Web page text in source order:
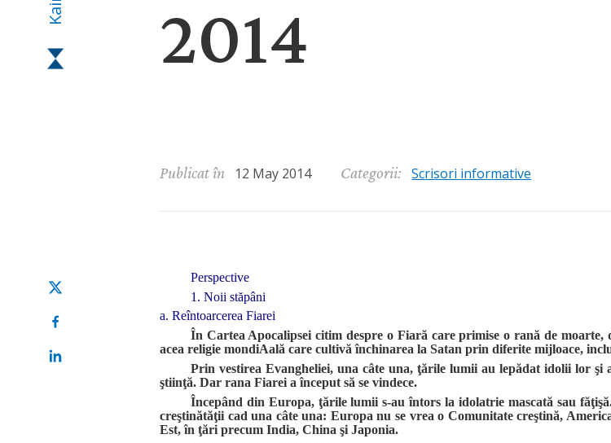
2014
Publicat în 12 May 2014 Categorii: Scrisori informative
Perspective
1. Noii stăpâni
a. Reîntoarcerea Fiarei
În Cartea Apocalipsei citim despre o Fiară care primise o rană de
acea religie mondiAală care cultivă închinarea la Satan prin diferite mijloace,
Prin vestirea Evangheliei, una câte una, ţările lumii au lepădat idolii lor şi
ştiinţă. Dar rana Fiarei a început să se vindece.
Începând din Europa, ţările lumii s-au întors la idolatrie mascată sau
creştinătăţii cad una câte una: Europa nu se vrea o Comunitate creştină,
Est, în ţări precum India, China şi Japonia.